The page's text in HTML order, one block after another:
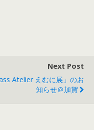
Next Post
Atelier えむに展」のお
知らせ＠加賀